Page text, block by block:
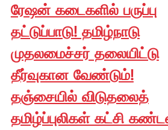
ரேஷன் கடைகளில் பருப்பு
தட்டுப்பாடு! தமிழ்நாடு
முதலமைச்சர் தலையிட்டு
தீர்வுகான வேண்டும்!
தஞ்சையில் விடுதலைத்
தமிழ்ப்புலிகள் கட்சி